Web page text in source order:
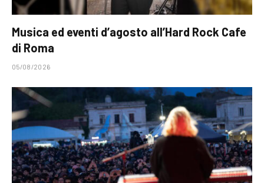
Musica ed eventi d’agosto all’Hard Rock Cafe
di Roma
05/08/2026